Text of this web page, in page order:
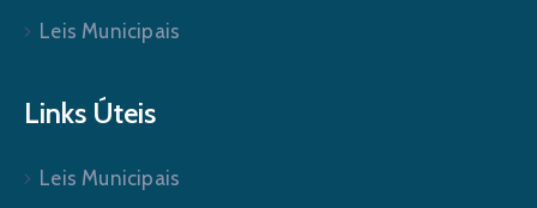
Leis Municipais
Links Úteis
Leis Municipais